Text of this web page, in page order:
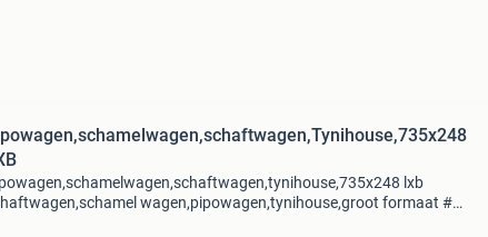
lxb
wagen,pipowagen,tynihouse,groot formaat #